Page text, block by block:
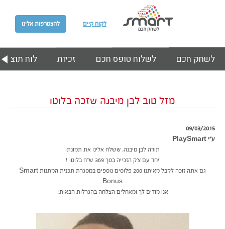
להצטרפות אלינו לקוח קיים
לוח זכיות לשלוח טופס חכם לשחק חכם
מזל טוב לבן מיבנה שזכה בלוטו
09/03/2015
ע״י PlaySmart
תודה לבן מיבנה, ששלח אלינו את תמונתו
יחד עם צ’ק הזכייה בסך 369 ש”ח בלוטו !
גם אתה זוכה לקבל מאיתנו 200 פלוסים נוספים במסגרת תכנית המתנות Smart
Bonus
אנו מודים לך ומאחלים הצלחה בהגרלות הבאות!